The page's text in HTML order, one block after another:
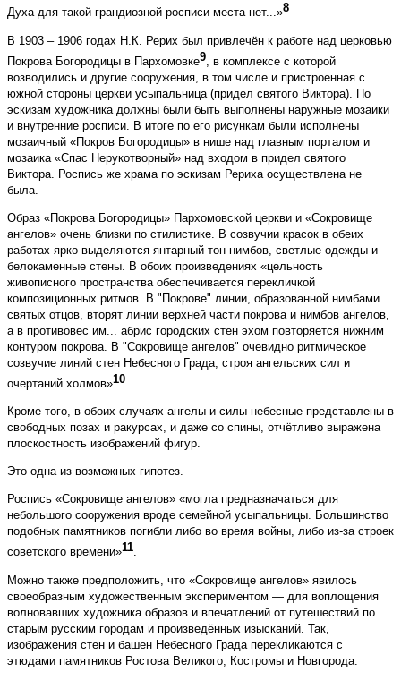
Духа для такой грандиозной росписи места нет...»8
В 1903 – 1906 годах Н.К. Рерих был привлечён к работе над церковью
Покрова Богородицы в Пархомовке9 , в комплексе с которой
возводились и другие сооружения, в том числе и пристроенная с
южной стороны церкви усыпальница (придел святого Виктора). По
эскизам художника должны были быть выполнены наружные мозаики
и внутренние росписи. В итоге по его рисункам были исполнены
мозаичный «Покров Богородицы» в нише над главным порталом и
мозаика «Спас Нерукотворный» над входом в придел святого
Виктора. Роспись же храма по эскизам Рериха осуществлена не
была.
Образ «Покрова Богородицы» Пархомовской церкви и «Сокровище
ангелов» очень близки по стилистике. В созвучии красок в обеих
работах ярко выделяются янтарный тон нимбов, светлые одежды и
белокаменные стены. В обоих произведениях «цельность
живописного пространства обеспечивается перекличкой
композиционных ритмов. В "Покрове" линии, образованной нимбами
святых отцов, вторят линии верхней части покрова и нимбов ангелов,
а в противовес им... абрис городских стен эхом повторяется нижним
контуром покрова. В "Сокровище ангелов" очевидно ритмическое
созвучие линий стен Небесного Града, строя ангельских сил и
очертаний холмов»10.
Кроме того, в обоих случаях ангелы и силы небесные представлены в
свободных позах и ракурсах, и даже со спины, отчётливо выражена
плоскостность изображений фигур.
Это одна из возможных гипотез.
Роспись «Сокровище ангелов» «могла предназначаться для
небольшого сооружения вроде семейной усыпальницы. Большинство
подобных памятников погибли либо во время войны, либо из-за строек
советского времени»11.
Можно также предположить, что «Сокровище ангелов» явилось
своеобразным художественным экспериментом — для воплощения
волновавших художника образов и впечатлений от путешествий по
старым русским городам и произведённых изысканий. Так,
изображения стен и башен Небесного Града перекликаются с
этюдами памятников Ростова Великого, Костромы и Новгорода.